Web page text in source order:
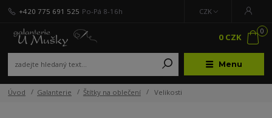
Menu
CZK
+420 775 691 525 Po-Pá 8-16h
0
0 CZK
Úvod Galanterie Štítky na oblečení Velikosti